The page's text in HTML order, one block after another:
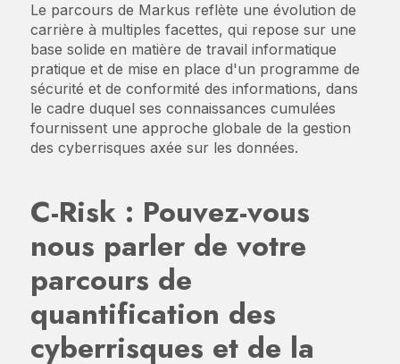
Le parcours de Markus reflète une évolution de
carrière à multiples facettes, qui repose sur une
base solide en matière de travail informatique
pratique et de mise en place d'un programme de
sécurité et de conformité des informations, dans
le cadre duquel ses connaissances cumulées
fournissent une approche globale de la gestion
des cyberrisques axée sur les données.
C-Risk : Pouvez-vous
nous parler de votre
parcours de
quantification des
cyberrisques et de la